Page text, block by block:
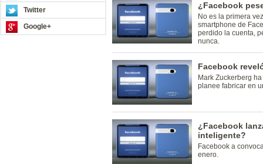
Twitter
Google+
¿Facebook
No es la primera
smartphone de
perdido la cuenta,
nunca.
Facebook
Mark Zuckerberg
planee fabricar en
¿Facebook
inteligente?
Facebook a
enero.